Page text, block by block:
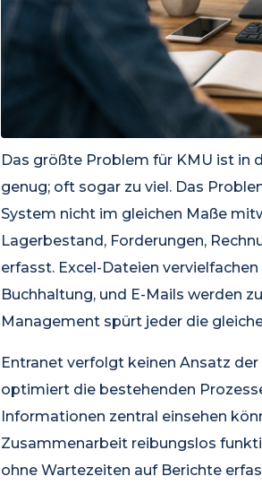
Das größte Problem für KMU ist in
genug; oft sogar zu viel. Das
System nicht im gleichen Maße
Lagerbestand, Forderungen,
erfasst. Excel-Dateien
Buchhaltung, und E-Mails werden
Management spürt jeder die
Entranet verfolgt keinen Ansatz
optimiert die bestehenden
Informationen zentral einsehen
Zusammenarbeit reibungslos
ohne Wartezeiten auf Berichte